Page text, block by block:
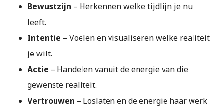
Bewustzijn – Herkennen welke tijdlijn je nu
leeft.
Intentie – Voelen en visualiseren welke realiteit
je wilt.
Actie – Handelen vanuit de energie van die
gewenste realiteit.
Vertrouwen – Loslaten en de energie haar werk